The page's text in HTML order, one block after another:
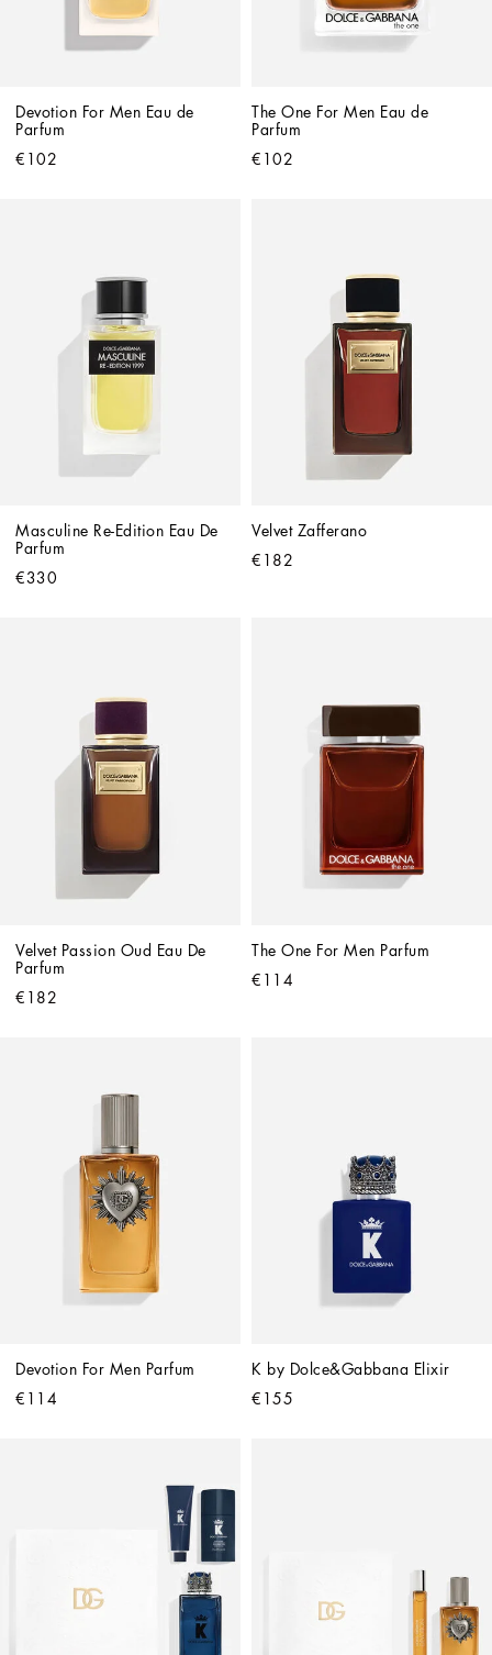
Devotion For Men Eau de
Parfum
€102
The One For Men Eau de
Parfum
€102
Masculine Re-Edition Eau De
Parfum
€330
Velvet Zafferano
€182
Velvet Passion Oud Eau De
Parfum
€182
The One For Men Parfum
€114
Devotion For Men Parfum
€114
K by Dolce&Gabbana Elixir
€155